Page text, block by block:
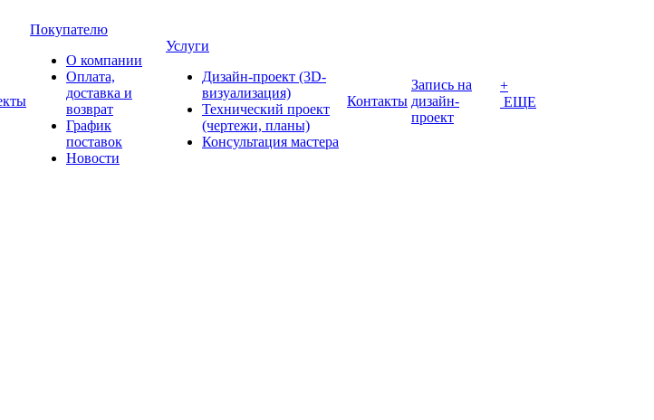
Покупателю
О компании
Оплата,
доставка и
возврат
График
поставок
Новости
Услуги
Дизайн-проект (3D-
визуализация)
Технический проект
(чертежи, планы)
Консультация мастера
Контакты
Запись на
дизайн-
проект
+
ЕЩЕ